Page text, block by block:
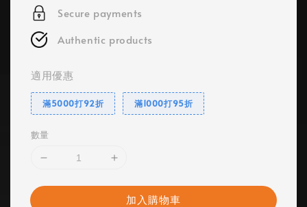
Secure payments
Authentic products
適用優惠
滿5000打92折 滿1000打95折
數量
加入購物車